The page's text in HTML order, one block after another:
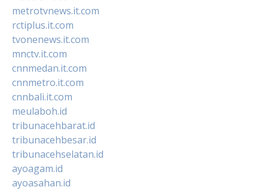
metrotvnews.it.com
rctiplus.it.com
tvonenews.it.com
mnctv.it.com
cnnmedan.it.com
cnnmetro.it.com
cnnbali.it.com
meulaboh.id
tribunacehbarat.id
tribunacehbesar.id
tribunacehselatan.id
ayoagam.id
ayoasahan.id